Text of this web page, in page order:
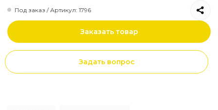
Под заказ / Артикул: 1796
Заказать товар
Задать вопрос